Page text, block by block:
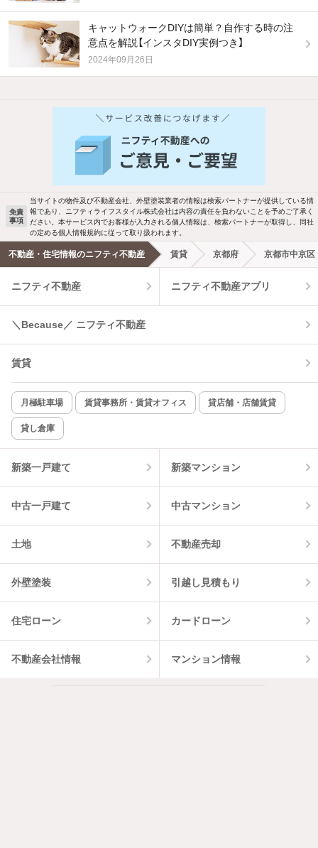
キャットウォークDIYは簡単？自作する時の注
意点を解説【インスタDIY実例つき】
2024年09月26日
他の人はこんな条件で絞り込んでいます！
バス・トイレ別 2階以上
駐車場あり ペット相談
洗濯機置場あり 独立洗面台
エアコンあり 都市ガス
温水洗浄便座 オートロック
コンロ2口以上
新着のみ インターネット無料
該当件数:
6
新着物件メール通知
検索中の条件の新着物件情報をいち早く
新着メール通知を受け取る
免責
事項
当サイトの物件及び不動産会社、外壁塗装業者の情報は検索パートナーが提供している情
報であり、ニフティライフスタイル株式会社は内容の責任を負わないことを予めご了承く
ださい。本サービス内でお客様が入力される個人情報は、検索パートナーが取得し、同社
の定める個人情報規約に従って取り扱われます。
不動産・住宅情報のニフティ不動産 賃貸 京都府 京都市中京区
ニフティ不動産 ニフティ不動産アプリ
＼Because／ ニフティ不動産
賃貸
月極駐車場 賃貸事務所・賃貸オフィス 貸店舗・店舗賃貸
貸し倉庫
新築一戸建て 新築マンション
中古一戸建て 中古マンション
土地 不動産売却
外壁塗装 引越し見積もり
住宅ローン カードローン
不動産会社情報 マンション情報